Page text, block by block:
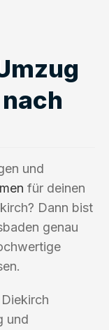
und
für deinen
Dann bist
genau
und